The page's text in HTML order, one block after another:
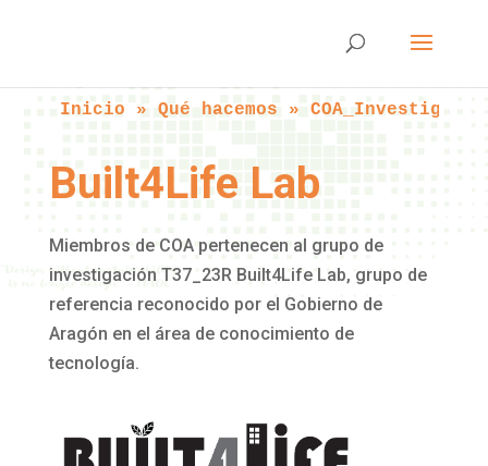
Inicio » Qué hacemos » COA_Investiga
Built4Life Lab
Miembros de COA pertenecen al grupo de
investigación T37_23R Built4Life Lab, grupo de
referencia reconocido por el Gobierno de
Aragón en el área de conocimiento de
tecnología.